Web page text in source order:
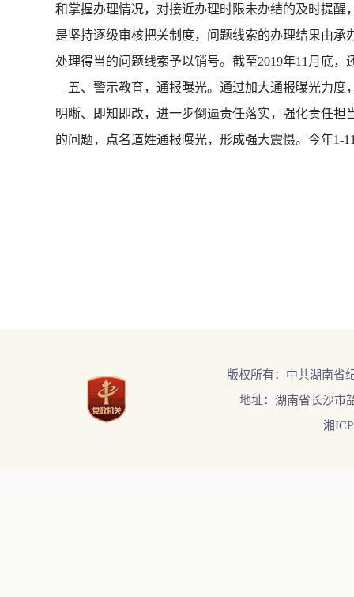
和掌握办理情况，对接近办理时限未办结的及时提
是坚持逐级审核把关制度，问题线索的办理结果由
处理得当的问题线索予以销号。截至2019年11月底
五、警示教育，通报曝光。通过加大通报曝光力度
明晰、即知即改，进一步倒逼责任落实，强化责任
的问题，点名道姓通报曝光，形成强大震慑。今年1-
版权所有：中共湖南省
地址：湖南省长沙市
湘